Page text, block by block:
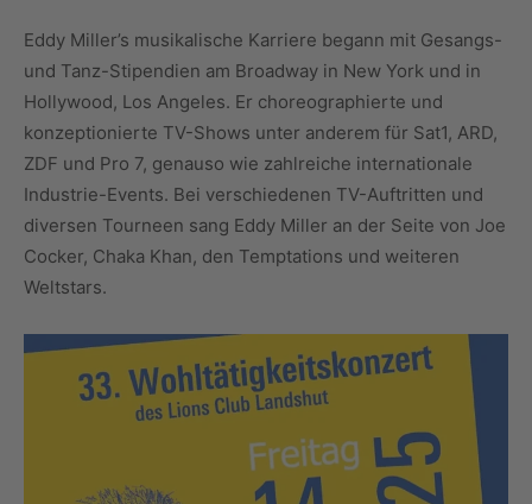
Eddy Miller’s musikalische Karriere begann mit Gesangs-
und Tanz-Stipendien am Broadway in New York und in
Hollywood, Los Angeles. Er choreographierte und
konzeptionierte TV-Shows unter anderem für Sat1, ARD,
ZDF und Pro 7, genauso wie zahlreiche internationale
Industrie-Events. Bei verschiedenen TV-Auftritten und
diversen Tourneen sang Eddy Miller an der Seite von Joe
Cocker, Chaka Khan, den Temptations und weiteren
Weltstars.